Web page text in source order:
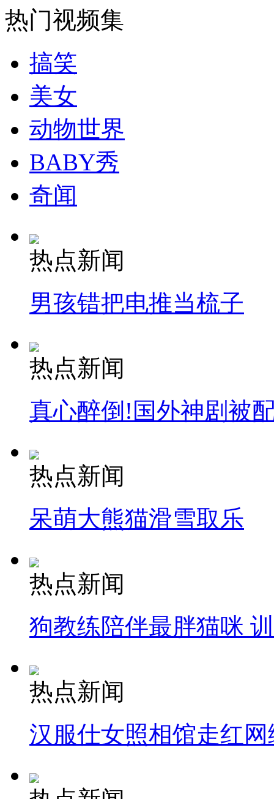
走！跟着总书记去植树
消防员救轻生者
纽约上演“枕头大战”
司机酒驾遇交警 急速倒车逃窜
热门视频集
搞笑
美女
动物世界
BABY秀
奇闻
热点新闻
男孩错把电推当梳子
热点新闻
真心醉倒!国外神剧被
热点新闻
呆萌大熊猫滑雪取乐
热点新闻
狗教练陪伴最胖猫咪
热点新闻
汉服仕女照相馆走红网